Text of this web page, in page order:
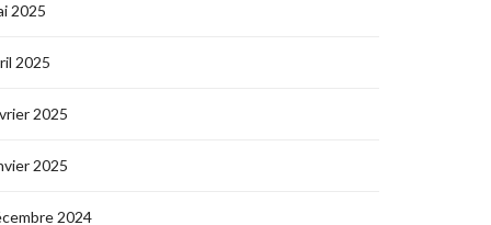
2025
2025
2025
2025
2024